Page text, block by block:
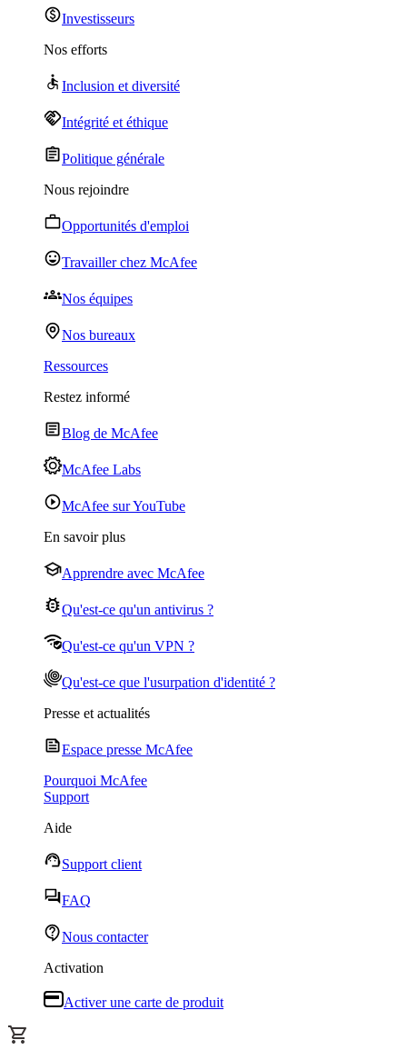
Investisseurs
Nos efforts
Inclusion et diversité
Intégrité et éthique
Politique générale
Nous rejoindre
Opportunités d'emploi
Travailler chez McAfee
Nos équipes
Nos bureaux
Ressources
Restez informé
Blog de McAfee
McAfee Labs
McAfee sur YouTube
En savoir plus
Apprendre avec McAfee
Qu'est-ce qu'un antivirus ?
Qu'est-ce qu'un VPN ?
Qu'est-ce que l'usurpation d'identité ?
Presse et actualités
Espace presse McAfee
Pourquoi McAfee
Support
Aide
Support client
FAQ
Nous contacter
Activation
Activer une carte de produit